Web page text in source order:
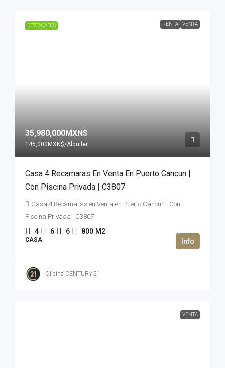
DESTACADOS RENTA VENTA
35,980,000MXN$
145,000MXN$/Alquiler
Casa 4 Recamaras En Venta En Puerto Cancun |
Con Piscina Privada | C3807
Casa 4 Recamaras en Venta en Puerto Cancun | Con
Piscina Privada | C3807
4 6 6 800 M2
CASA
Oficina CENTURY 21
VENTA